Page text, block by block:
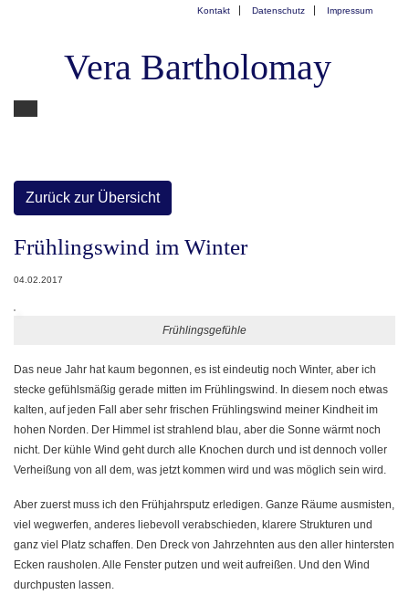
Kontakt Datenschutz Impressum
Vera Bartholomay
Zurück zur Übersicht
Frühlingswind im Winter
04.02.2017
Frühlingsgefühle
Das neue Jahr hat kaum begonnen, es ist eindeutig noch Winter, aber ich
stecke gefühlsmäßig gerade mitten im Frühlingswind. In diesem noch etwas
kalten, auf jeden Fall aber sehr frischen Frühlingswind meiner Kindheit im
hohen Norden. Der Himmel ist strahlend blau, aber die Sonne wärmt noch
nicht. Der kühle Wind geht durch alle Knochen durch und ist dennoch voller
Verheißung von all dem, was jetzt kommen wird und was möglich sein wird.
Aber zuerst muss ich den Frühjahrsputz erledigen. Ganze Räume ausmisten,
viel wegwerfen, anderes liebevoll verabschieden, klarere Strukturen und
ganz viel Platz schaffen. Den Dreck von Jahrzehnten aus den aller hintersten
Ecken rausholen. Alle Fenster putzen und weit aufreißen. Und den Wind
durchpusten lassen.